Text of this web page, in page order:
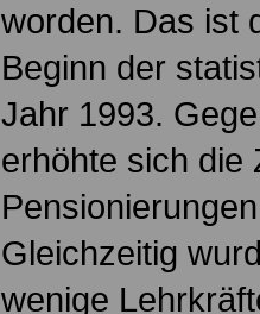
worden. Das ist
Beginn der
Jahr 1993.
erhöhte sich die
Gleichzeitig
wenige